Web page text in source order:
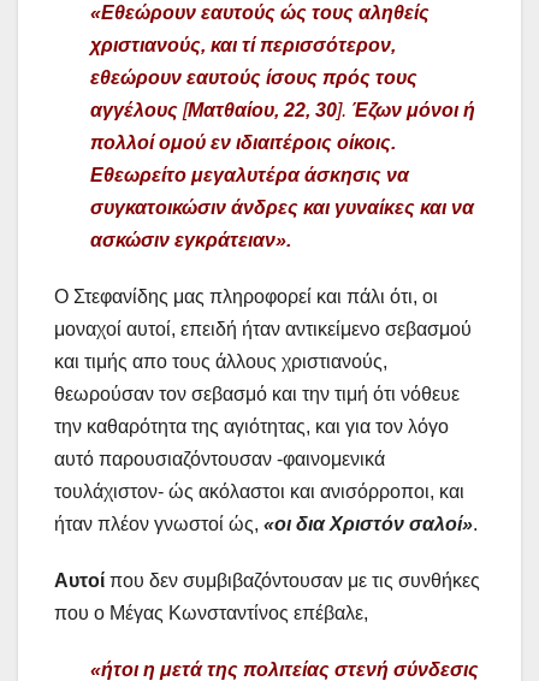
«Εθεώρουν εαυτούς ώς τους αληθείς
χριστιανούς, και τί περισσότερον,
εθεώρουν εαυτούς ίσους πρός τους
αγγέλους [Ματθαίου, 22, 30]. Έζων μόνοι ή
πολλοί ομού εν ιδιαιτέροις οίκοις.
Εθεωρείτο μεγαλυτέρα άσκησις να
συγκατοικώσιν άνδρες και γυναίκες και να
ασκώσιν εγκράτειαν».
Ο Στεφανίδης μας πληροφορεί και πάλι ότι, οι
μοναχοί αυτοί, επειδή ήταν αντικείμενο σεβασμού
και τιμής απο τους άλλους χριστιανούς,
θεωρούσαν τον σεβασμό και την τιμή ότι νόθευε
την καθαρότητα της αγιότητας, και για τον λόγο
αυτό παρουσιαζόντουσαν -φαινομενικά
τουλάχιστον- ώς ακόλαστοι και ανισόρροποι, και
ήταν πλέον γνωστοί ώς, «οι δια Χριστόν σαλοί».
Αυτοί που δεν συμβιβαζόντουσαν με τις συνθήκες
που ο Μέγας Κωνσταντίνος επέβαλε,
«ήτοι η μετά της πολιτείας στενή σύνδεσις